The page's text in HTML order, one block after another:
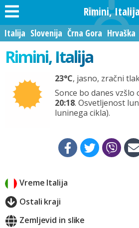
Rimini, Italija
Italija Slovenija Črna Gora Hrvaška
Rimini, Italija
23°C, jasno, zračni
Sonce bo danes vzšlo
20:18. Osvetljenost
luninega cikla).
Vreme Italija
Ostali kraji
Zemljevid in slike